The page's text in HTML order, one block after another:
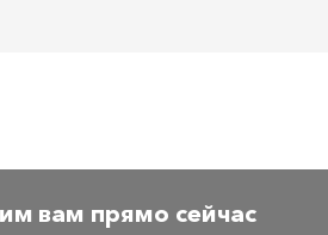
вам прямо сейчас